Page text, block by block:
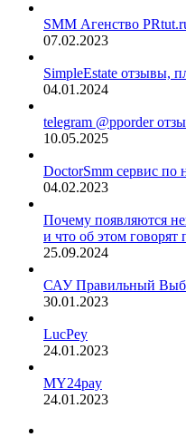
SMM Агенство
07.02.2023
SimpleEstate отзывы,
04.01.2024
telegram @pporder
10.05.2025
DoctorSmm сервис по
04.02.2023
Почему появляются
и что об этом говорят
25.09.2024
САУ Правильный
30.01.2023
LucPey
24.01.2023
MY24pay
24.01.2023